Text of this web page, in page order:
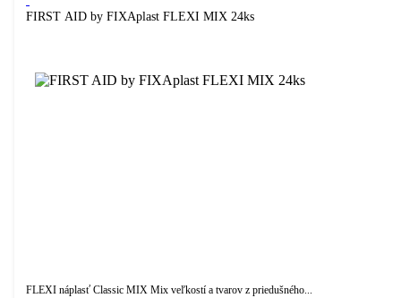
FIRST AID by FIXAplast FLEXI MIX 24ks
FLEXI náplasť Classic MIX Mix veľkostí a tvarov z priedušného...